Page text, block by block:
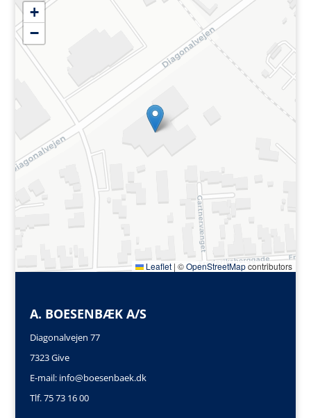
+
−
Leaflet | ©OpenStreetMapcontributors
A. BOESENBÆK A/S
Diagonalvejen 77
7323 Give
E-mail: info@boesenbaek.dk
Tlf. 75 73 16 00